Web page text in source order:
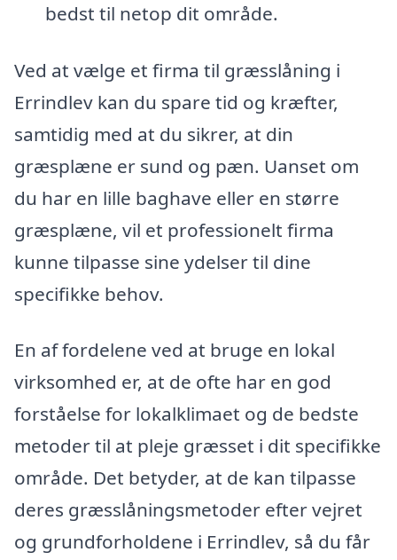
bedst til netop dit område.
Ved at vælge et firma til græsslåning i
Errindlev kan du spare tid og kræfter,
samtidig med at du sikrer, at din
græsplæne er sund og pæn. Uanset om
du har en lille baghave eller en større
græsplæne, vil et professionelt firma
kunne tilpasse sine ydelser til dine
specifikke behov.
En af fordelene ved at bruge en lokal
virksomhed er, at de ofte har en god
forståelse for lokalklimaet og de bedste
metoder til at pleje græsset i dit specifikke
område. Det betyder, at de kan tilpasse
deres græsslåningsmetoder efter vejret
og grundforholdene i Errindlev, så du får